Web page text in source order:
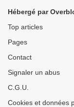
Hébergé par
Top articles
Pages
Contact
Signaler un abus
C.G.U.
Cookies et données